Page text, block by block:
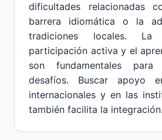
dificultades relacionadas
barrera idiomática o la
tradiciones locales. La
participación activa y el
son fundamentales para
desafíos. Buscar apoyo
internacionales y en las
también facilita la integración.